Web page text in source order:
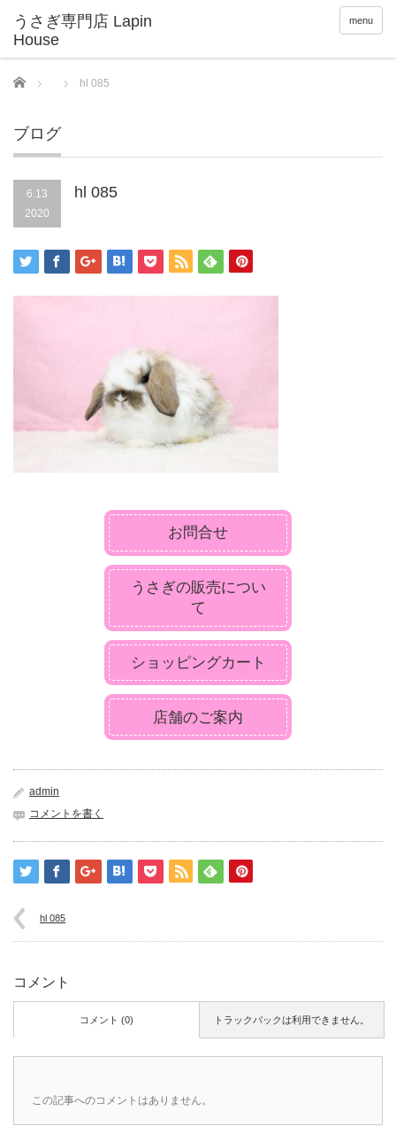
menu
Home hl 085
ブログ
6.13
2020
hl 085
お問合せ
うさぎの販売につい
て
ショッピングカート
店舗のご案内
admin
コメントを書く
hl 085
コメント
トラックバックは利用できません。
コメント (0)
この記事へのコメントはありません。